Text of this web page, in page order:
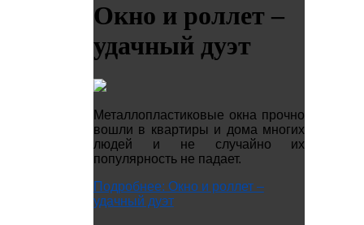
Окно и роллет –
удачный дуэт
Металлопластиковые окна прочно
вошли в квартиры и дома многих
людей и не случайно их
популярность не падает.
Подробнее: Окно и роллет –
удачный дуэт